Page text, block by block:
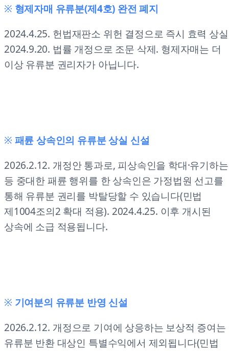
※ 형제자매 유류분(제4호) 완전 폐지
2024.4.25. 헌법재판소 위헌 결정으로 즉시 효력 상
2024.9.20. 법률 개정으로 조문 삭제. 형제자매는 더
이상 유류분 권리자가 아닙니다.
※ 패륜 상속인의 유류분 상실 신설
2026.2.12. 개정안 통과로, 피상속인을 학대·유기하는
등 중대한 패륜 행위를 한 상속인은 가정법원 선고를
통해 유류분 권리를 박탈당할 수 있습니다(민법
제1004조의2 확대 적용). 2024.4.25. 이후 개시된
상속에 소급 적용됩니다.
※ 기여분의 유류분 반영 신설
2026.2.12. 개정으로 기여에 상응하는 보상적 증여는
유류분 반환 대상인 특별수익에서 제외됩니다(민법